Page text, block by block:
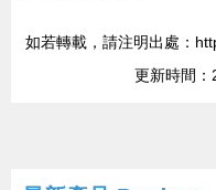
如若轉載，請注明出處：
更新時間